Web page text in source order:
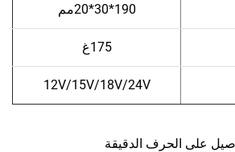
190*30*20مم
175غ
12V/15V/18V/24V